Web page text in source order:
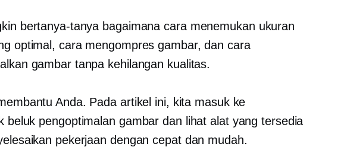
bertanya-tanya bagaimana cara menemukan ukuran
optimal, cara mengompres gambar, dan cara
gambar tanpa kehilangan kualitas.
Anda. Pada artikel ini, kita masuk ke
beluk pengoptimalan gambar dan lihat alat yang tersedia
pekerjaan dengan cepat dan mudah.